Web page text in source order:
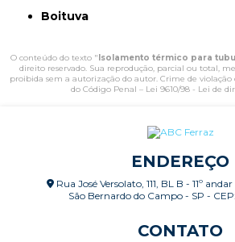
Boituva
O conteúdo do texto "Isolamento térmico para
direito reservado. Sua reprodução, parcial ou total,
proibida sem a autorização do autor. Crime de
do Código Penal – Lei 9610/98 - Lei de
ENDEREÇO
Rua José Versolato, 111, BL B - 11º
São Bernardo do Campo - SP -
CONTATO